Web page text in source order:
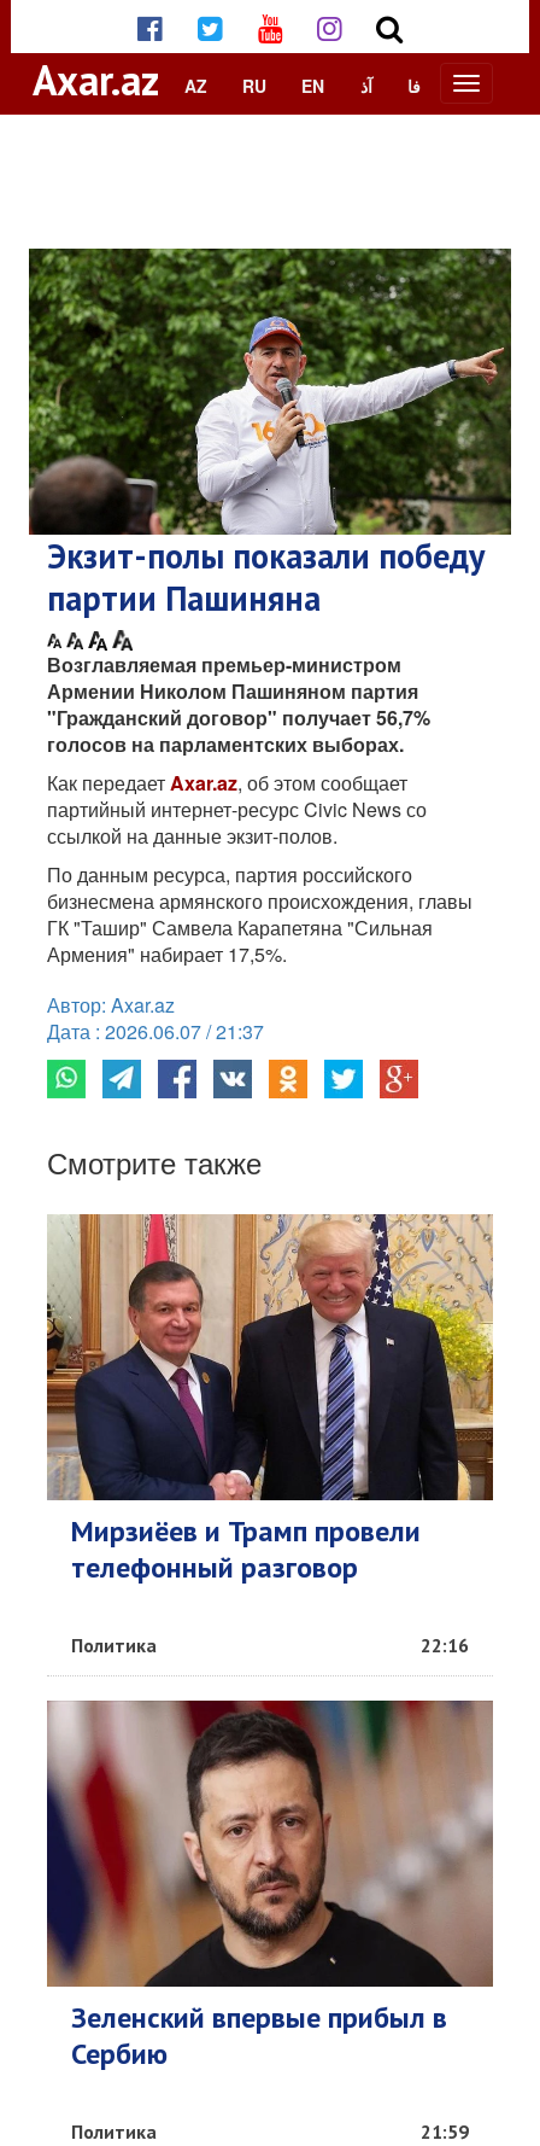
Axar.az AZ RU EN آذ فا
Экзит-полы показали победу
партии Пашиняна
Возглавляемая премьер-министром
Армении Николом Пашиняном партия
"Гражданский договор" получает 56,7%
голосов на парламентских выборах.
Как передаетAxar.az, об этом сообщает
партийный интернет-ресурс Civic News со
ссылкой на данные экзит-полов.
По данным ресурса, партия российского
бизнесмена армянского происхождения, главы
ГК "Ташир" Самвела Карапетяна "Сильная
Армения" набирает 17,5%.
Автор: Axar.az
Дата : 2026.06.07 / 21:37
Смотрите также
Мирзиёев и Трамп провели
телефонный разговор
Политика 22:16
Зеленский впервые прибыл в
Сербию
Политика 21:59